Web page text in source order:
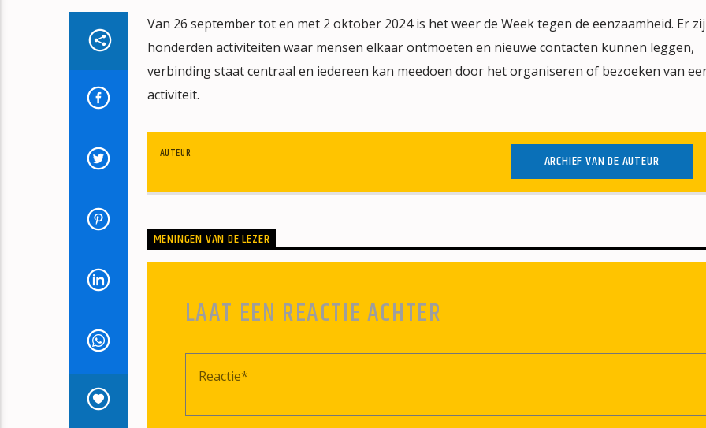
Van 26 september tot en met 2 oktober 2024 is het weer de Week tegen de eenzaamheid. Er
honderden activiteiten waar mensen elkaar ontmoeten en nieuwe contacten kunnen leggen,
verbinding staat centraal en iedereen kan meedoen door het organiseren of bezoeken van
activiteit.
AUTEUR ARCHIEF VAN DE AUTEUR
MENINGEN VAN DE LEZER
LAAT EEN REACTIE ACHTER